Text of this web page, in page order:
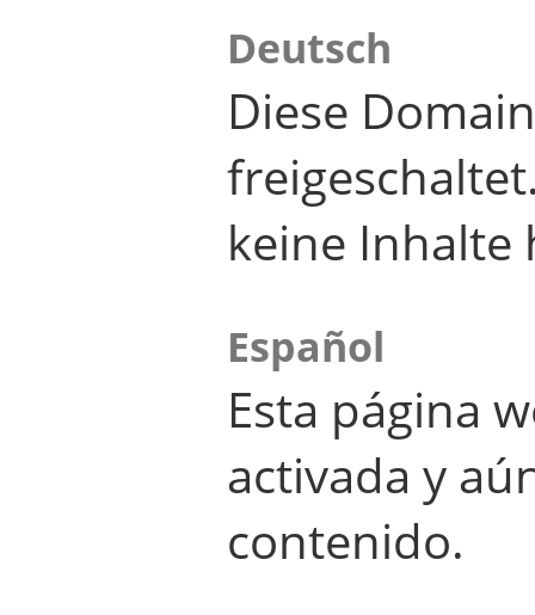
Deutsch
Diese
keine Inhalte
Español
Esta página
activada y
contenido.